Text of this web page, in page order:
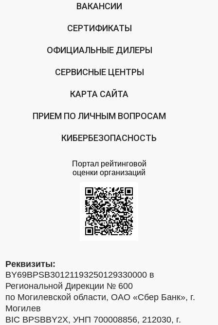
ВАКАНСИИ
СЕРТИФИКАТЫ
ОФИЦИАЛЬНЫЕ ДИЛЕРЫ
СЕРВИСНЫЕ ЦЕНТРЫ
КАРТА САЙТА
ПРИЕМ ПО ЛИЧНЫМ ВОПРОСАМ
КИБЕРБЕЗОПАСНОСТЬ
Портал рейтинговой
оценки организаций
Реквизиты:
BY69BPSB30121193250129330000 в
Региональной Дирекции № 600
по Могилевской области, ОАО «Сбер Банк», г.
Могилев
BIC BPSBBY2X, УНП 700008856, 212030, г.